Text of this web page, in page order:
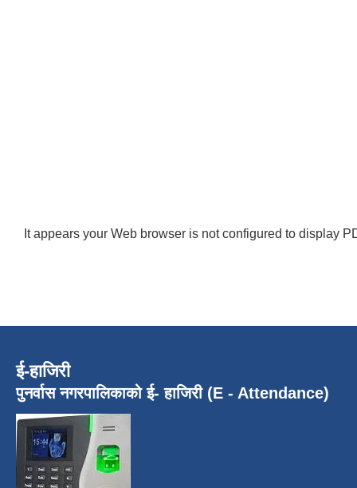
It appears your Web browser is not configured to display
ई-हाजिरी
पुनर्वास नगरपालिकाको ई- हाजिरी (E - Attendance)